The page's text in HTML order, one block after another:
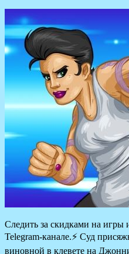
Следить за скидками на
Telegram-канале.⚡️ Суд
виновной в клевете на